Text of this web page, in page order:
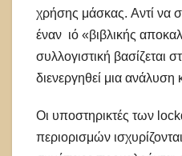
χρήσης μάσκας. Αντί να
έναν ιό «βιβλικής
συλλογιστική βασίζεται
διενεργηθεί μια
Οι υποστηρικτές των
περιορισμών